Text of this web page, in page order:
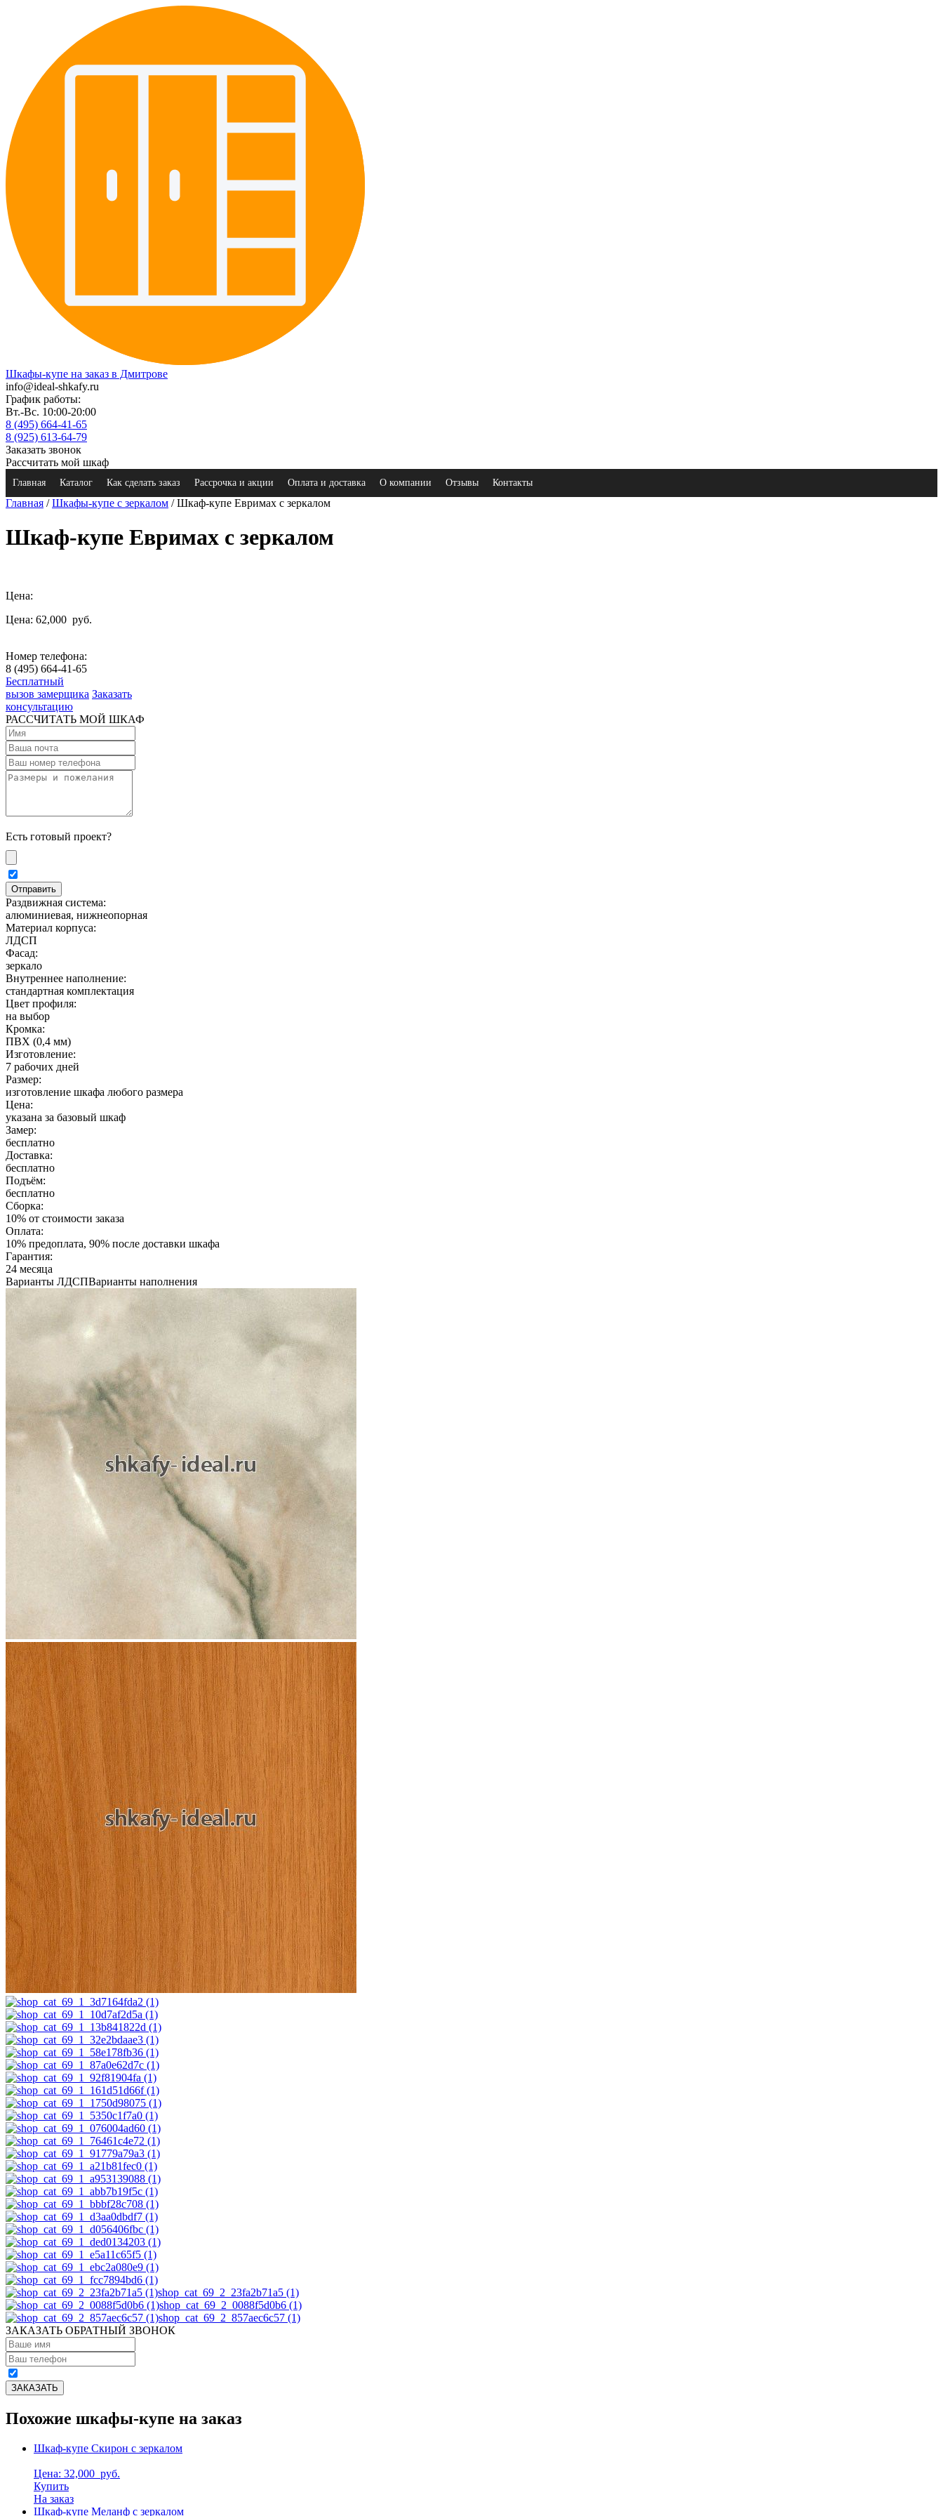
Шкафы-купе на заказ в Дмитрове
info@ideal-shkafy.ru
График работы:
Вт.-Вс. 10:00-20:00
8 (495) 664-41-65
8 (925) 613-64-79
Заказать звонок
Рассчитать мой шкаф
Главная Каталог Как сделать заказ Рассрочка и акции Оплата и доставка О компании Отзывы Контакты
Главная /Шкафы-купе с зеркалом / Шкаф-купе Евримах с зеркалом
Шкаф-купе Евримах с зеркалом
Цена:
Цена: 62,000 руб.
Номер телефона:
8 (495) 664-41-65
Бесплатный
вызов замерщика Заказать
консультацию
РАССЧИТАТЬ МОЙ ШКАФ
Есть готовый проект?
Раздвижная система:
алюминиевая, нижнеопорная
Материал корпуса:
ЛДСП
Фасад:
зеркало
Внутреннее наполнение:
стандартная комплектация
Цвет профиля:
на выбор
Кромка:
ПВХ (0,4 мм)
Изготовление:
7 рабочих дней
Размер:
изготовление шкафа любого размера
Цена:
указана за базовый шкаф
Замер:
бесплатно
Доставка:
бесплатно
Подъём:
бесплатно
Сборка:
10% от стоимости заказа
Оплата:
10% предоплата, 90% после доставки шкафа
Гарантия:
24 месяца
Варианты ЛДСПВарианты наполнения
shop_cat_69_2_23fa2b71a5 (1)
shop_cat_69_2_0088f5d0b6 (1)
shop_cat_69_2_857aec6c57 (1)
ЗАКАЗАТЬ ОБРАТНЫЙ ЗВОНОК
Похожие шкафы-купе на заказ
Шкаф-купе Скирон с зеркалом
Цена: 32,000 руб.
Купить
На заказ
Шкаф-купе Меланф с зеркалом